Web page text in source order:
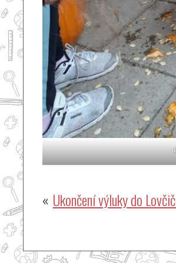
Navigace
příspěvek
Ukončení výluky do